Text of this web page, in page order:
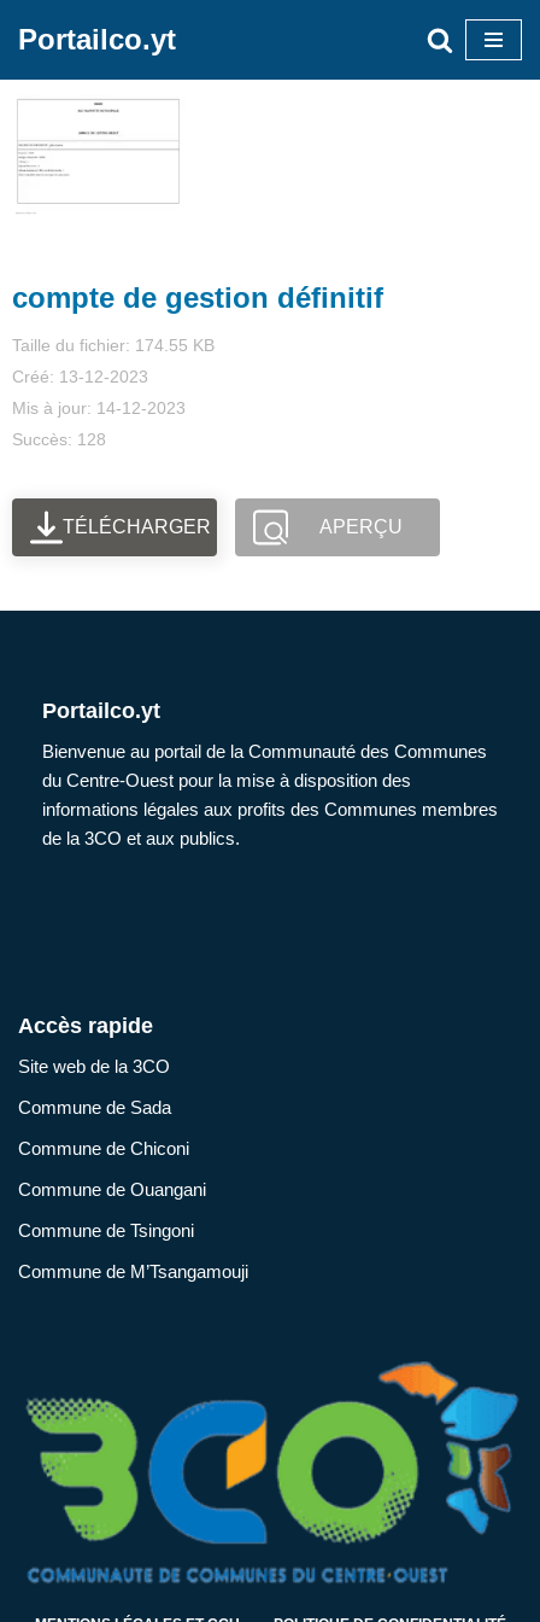
Portailco.yt
compte de gestion définitif
Taille du fichier: 174.55 KB
Créé: 13-12-2023
Mis à jour: 14-12-2023
Succès: 128
TÉLÉCHARGER APERÇU
Portailco.yt
Bienvenue au portail de la Communauté des Communes
du Centre-Ouest pour la mise à disposition des
informations légales aux profits des Communes membres
de la 3CO et aux publics.
Accès rapide
Site web de la 3CO
Commune de Sada
Commune de Chiconi
Commune de Ouangani
Commune de Tsingoni
Commune de M’Tsangamouji